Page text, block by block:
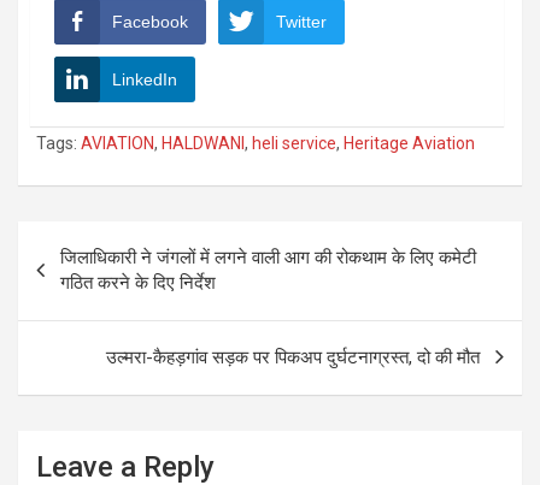
Facebook Twitter
LinkedIn
Tags: AVIATION, HALDWANI , heli service, Heritage Aviation
navigation
जिलाधिकारी ने जंगलों में लगने वाली आग की रोकथाम के लिए कमेटी
गठित करने के दिए निर्देश
उल्मरा-कैहड़गांव सड़क पर पिकअप दुर्घटनाग्रस्त, दो की मौत
Leave a Reply